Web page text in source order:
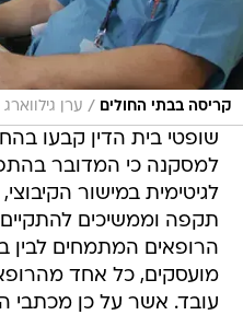
קריסה בבתי החולים / ערן גילווארג
שופטי בית הדין קבעו
למסקנה כי המדובר
לגיטימית במישור
תקפה וממשיכים להתקיים
הרופאים המתמחים לבין
מועסקים, כל אחד
עובד. אשר על כן מכתבי